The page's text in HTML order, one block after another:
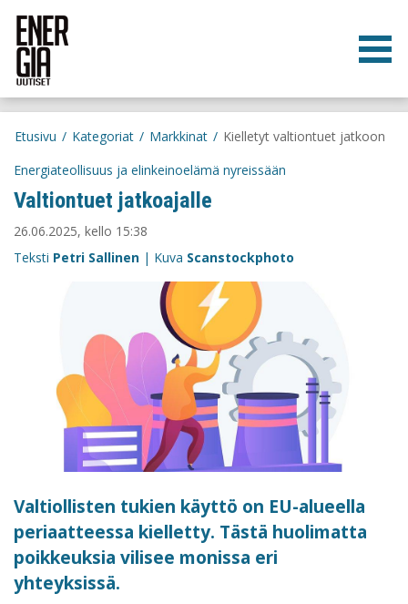
Etusivu / Kategoriat / Markkinat / Kielletyt valtiontuet jatkoon
Energiateollisuus ja elinkeinoelämä nyreissään
Valtiontuet jatkoajalle
26.06.2025, kello 15:38
Teksti Petri Sallinen | Kuva Scanstockphoto
Valtiollisten tukien käyttö on EU-alueella
periaatteessa kielletty. Tästä huolimatta
poikkeuksia vilisee monissa eri
yhteyksissä.